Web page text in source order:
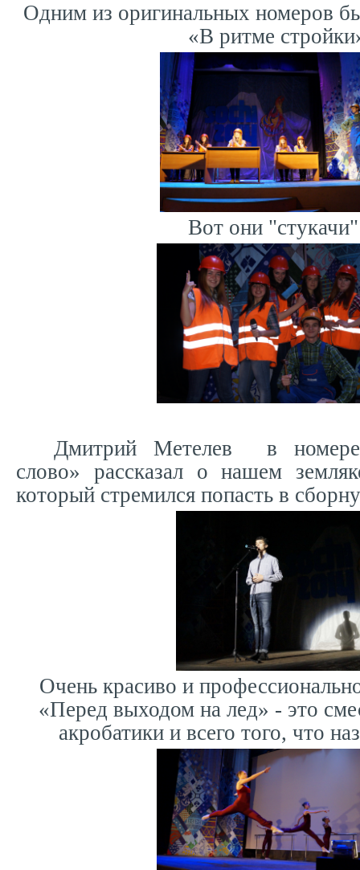
Одним из оригинальных номеров
«В ритме
Вот они
Дмитрий Метелев
в
слово» рассказал о нашем
который стремился попасть в
Очень красиво и
«Перед выходом на лед» - это
акробатики и всего того, что